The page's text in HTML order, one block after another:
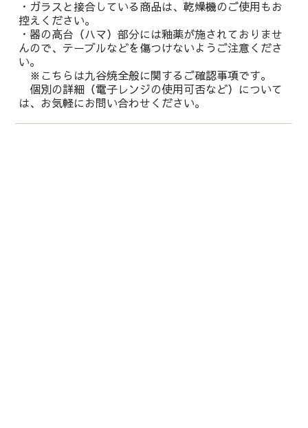
・ガラスと接合している商品は、乾燥機のご使用もお
控えください。
・器の高台（ハマ）部分には釉薬が施されておりませ
んので、テーブルなどを傷つけないようご注意くださ
い。
※こちらは九谷焼全般に関するご確認事項です。
個別の詳細（電子レンジの使用可否など）について
は、お気軽にお問い合わせください。